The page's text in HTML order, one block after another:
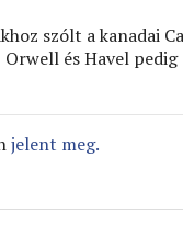
szólt a kanadai
és Havel
jelent meg.